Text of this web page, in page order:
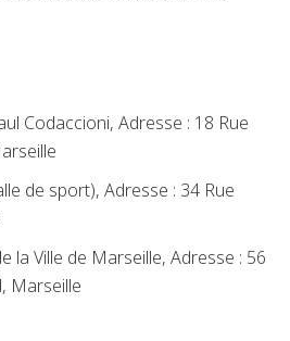
Codaccioni, Adresse : 18 Rue
de sport), Adresse : 34 Rue
la Ville de Marseille, Adresse : 56
Marseille